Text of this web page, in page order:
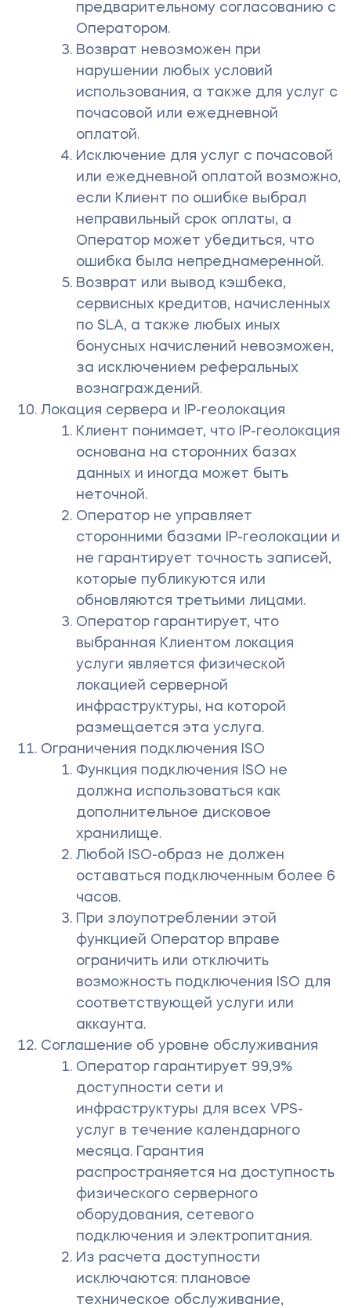
предварительному согласованию с
Оператором.
Возврат невозможен при
нарушении любых условий
использования, а также для услуг с
почасовой или ежедневной
оплатой.
Исключение для услуг с почасовой
или ежедневной оплатой возможно,
если Клиент по ошибке выбрал
неправильный срок оплаты, а
Оператор может убедиться, что
ошибка была непреднамеренной.
Возврат или вывод кэшбека,
сервисных кредитов, начисленных
по SLA, а также любых иных
бонусных начислений невозможен,
за исключением реферальных
вознаграждений.
Локация сервера и IP-геолокация
Клиент понимает, что IP-геолокация
основана на сторонних базах
данных и иногда может быть
неточной.
Оператор не управляет
сторонними базами IP-геолокации и
не гарантирует точность записей,
которые публикуются или
обновляются третьими лицами.
Оператор гарантирует, что
выбранная Клиентом локация
услуги является физической
локацией серверной
инфраструктуры, на которой
размещается эта услуга.
Ограничения подключения ISO
Функция подключения ISO не
должна использоваться как
дополнительное дисковое
хранилище.
Любой ISO-образ не должен
оставаться подключенным более 6
часов.
При злоупотреблении этой
функцией Оператор вправе
ограничить или отключить
возможность подключения ISO для
соответствующей услуги или
аккаунта.
Соглашение об уровне обслуживания
Оператор гарантирует 99,9%
доступности сети и
инфраструктуры для всех VPS-
услуг в течение календарного
месяца. Гарантия
распространяется на доступность
физического серверного
оборудования, сетевого
подключения и электропитания.
Из расчета доступности
исключаются: плановое
техническое обслуживание,